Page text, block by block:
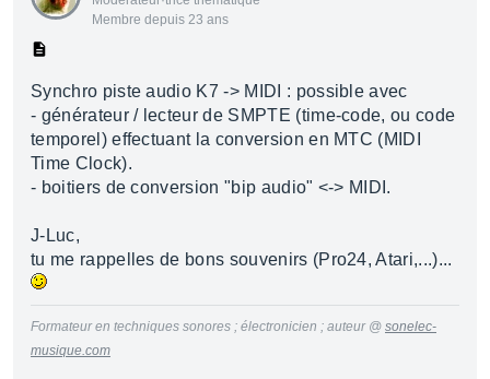
Membre depuis 23 ans
Synchro piste audio K7 -> MIDI : possible avec
- générateur / lecteur de SMPTE (time-code, ou code
temporel) effectuant la conversion en MTC (MIDI
Time Clock).
- boitiers de conversion "bip audio" <-> MIDI.
J-Luc,
tu me rappelles de bons souvenirs (Pro24, Atari,...)...
Formateur en techniques sonores ; électronicien ; auteur @ sonelec-
musique.com